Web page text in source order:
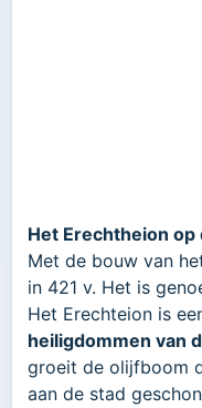
Het Erechtheion
Met de bouw van
in 421 v. Het is
Het Erechteion is
heiligdommen van
groeit de olijfboom
aan de stad